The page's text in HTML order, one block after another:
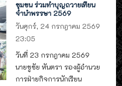
ชุมชน ร่วมทำบุญถวายเทียน
จำนำพรรษา 2569
วันศุกร์, 24 กรกฎาคม 2569
23:05
วันที่ 23 กรกฎาคม 2569
นายชูชัย หันตรา รองผู้อำนวย
การฝ่ายกิจการนักเรียน